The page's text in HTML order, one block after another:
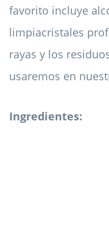
favorito incluye
limpiacristales
rayas y los
usaremos en
Ingredientes: